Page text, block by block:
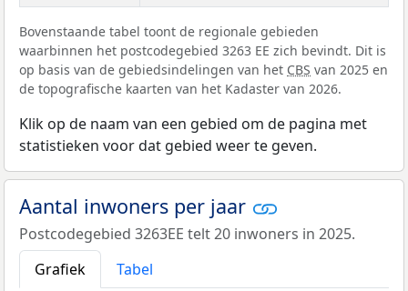
Bovenstaande tabel toont de regionale gebieden
waarbinnen het postcodegebied 3263 EE zich bevindt. Dit is
op basis van de gebiedsindelingen van het CBS van 2025 en
de topografische kaarten van het Kadaster van 2026.
Klik op de naam van een gebied om de pagina met
statistieken voor dat gebied weer te geven.
Aantal inwoners per jaar
Postcodegebied 3263EE telt 20 inwoners in 2025.
Grafiek
Tabel